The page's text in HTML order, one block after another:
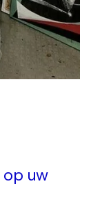
op uw